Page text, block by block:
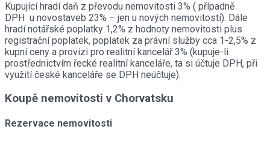
Kupující hradí daň z převodu nemovitosti 3% ( případně
DPH u novostaveb 23% – jen u nových nemovitostí). Dále
hradí notářské poplatky 1,2% z hodnoty nemovitosti plus
registrační poplatek, poplatek za právní služby cca 1-2,5% z
kupní ceny a provizi pro realitní kancelář 3% (kupuje-li
prostřednictvím řecké realitní kanceláře, ta si účtuje DPH, při
využití české kanceláře se DPH neúčtuje).
Koupě nemovitosti v Chorvatsku
Rezervace nemovitosti